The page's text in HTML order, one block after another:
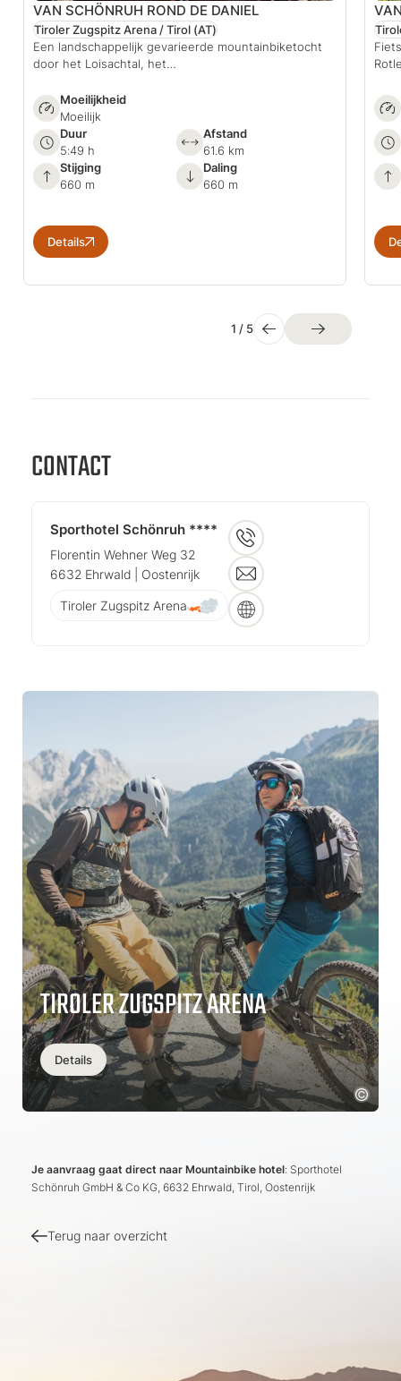
VAN SCHÖNRUH ROND DE DANIEL
Tiroler Zugspitz Arena / Tirol (AT)
Een landschappelijk gevarieerde mountainbiketocht
door het Loisachtal, het…
Moeilijkheid
Moeilijk
Duur
5:49 h
Afstand
61.6 km
Stijging
660 m
Daling
660 m
Details
1 / 5
CONTACT
Sporthotel Schönruh ****
Florentin Wehner Weg 32
6632 Ehrwald | Oostenrijk
Tiroler Zugspitz Arena
TIROLER ZUGSPITZ ARENA
Details
Je aanvraag gaat direct naar Mountainbike hotel: Sporthotel
Schönruh GmbH & Co KG, 6632 Ehrwald, Tirol, Oostenrijk
Terug naar overzicht